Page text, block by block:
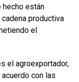
hecho están
productiva
el
el agroexportador,
con las